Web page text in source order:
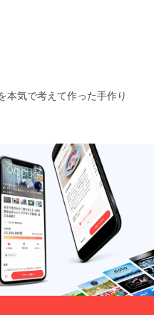
【お召
し上が
安】 商
品お届
けの際
に同梱
される
冊子に
詳しく
記載し
ていま
すの
で、そ
ちらを
よくお
読みい
お魚ご
の白鮭
をぜい
たくに
使っ
た、お
肉が苦
手な犬
さんに
も安心
のヘル
シーレ
シピで
す。 ※
内容
量：
情報は
プロ
ジェク
ト本文
をご確
認くだ
さい。
まみ
ピで
す。 ＜
お魚ご
はん
（鮭）
＞ 国産
の白鮭
をぜい
たくに
使っ
た、お
肉が苦
手な犬
さんに
す。
★★「
んのお
名前を
ぜひご
記入く
ださ
い！林
先生か
らの
メッ
セージ
をお届
けしま
す★★
※レシピ
本気で考えて作った手作り